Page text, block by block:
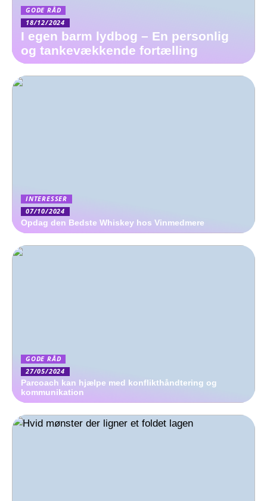
GODE RÅD
18/12/2024
I egen barm lydbog – En personlig
og tankevækkende fortælling
INTERESSER
07/10/2024
Opdag den Bedste Whiskey hos Vinmedmere
GODE RÅD
27/05/2024
Parcoach kan hjælpe med konflikthåndtering og
kommunikation